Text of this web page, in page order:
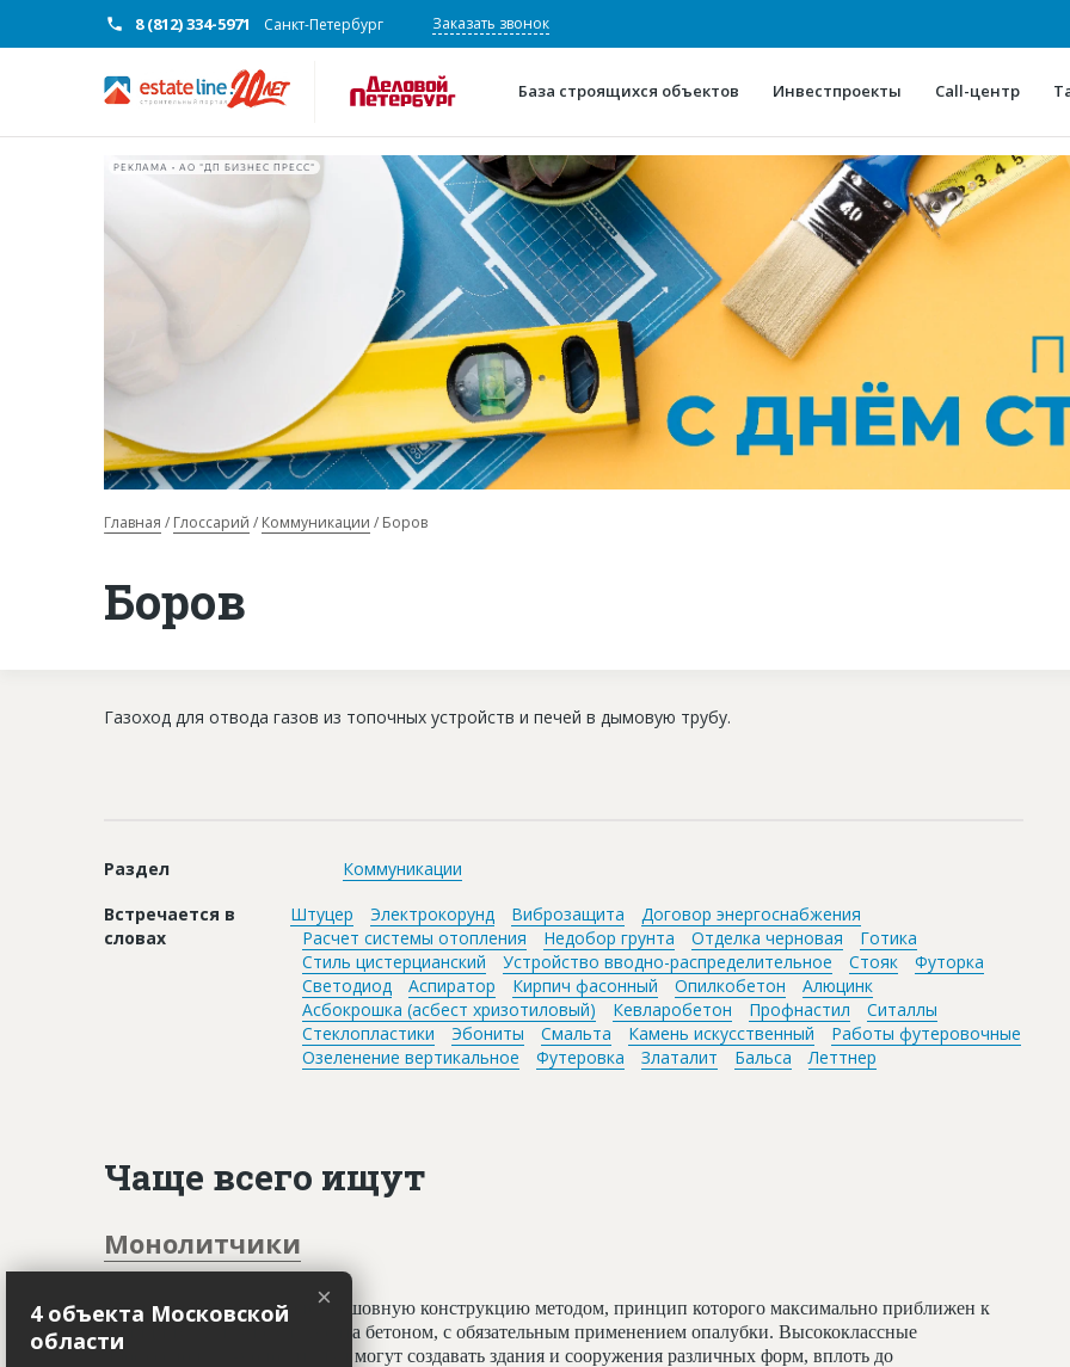
8 (812) 334-5971 Санкт-Петербург Заказать звонок
База строящихся объектов Инвестпроекты Call-центр
О проекте
Конкурентные
Горячие
Глоссарий
РЕКЛАМА • АО "ДП БИЗНЕС ПРЕСС"
Главная Глоссарий Коммуникации Боров
Боров
Газоход для отвода газов из топочных устройств и печей в дымовую трубу.
Раздел
Коммуникации
Встречается в
словах
Штуцер Электрокорунд Виброзащита
Договор энергоснабжения
Расчет системы отопления
Недобор грунта Отделка черновая
Готика
Стиль цистерцианский
Устройство вводно-распределительное Стояк
Футорка
Светодиод
Аспиратор Кирпич фасонный Опилкобетон
Алюцинк
Асбокрошка (асбест хризотиловый)
Кевларобетон Профнастил
Ситаллы
Стеклопластики
Эбониты Смальта Камень искусственный
Работы футеровочные
Озеленение вертикальное
Футеровка Златалит Бальса Леттнер
Чаще всего ищут
Монолитчики
Специалисты, создающие бесшовную конструкцию методом, принцип которого максимально приближен к
принципу заливки фундамента бетоном, с обязательным применением опалубки. Высококлассные
профессионалы-монолитчики могут создавать здания и сооружения различных форм, вплоть до
×
4 объекта Московской
области